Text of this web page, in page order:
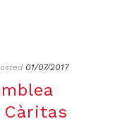
01/07/2017
Càritas